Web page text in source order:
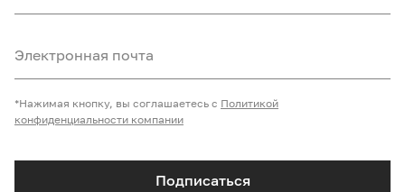
Электронная почта
Подписаться
*Нажимая кнопку, вы соглашаетесь с Политикой
конфиденциальности компании